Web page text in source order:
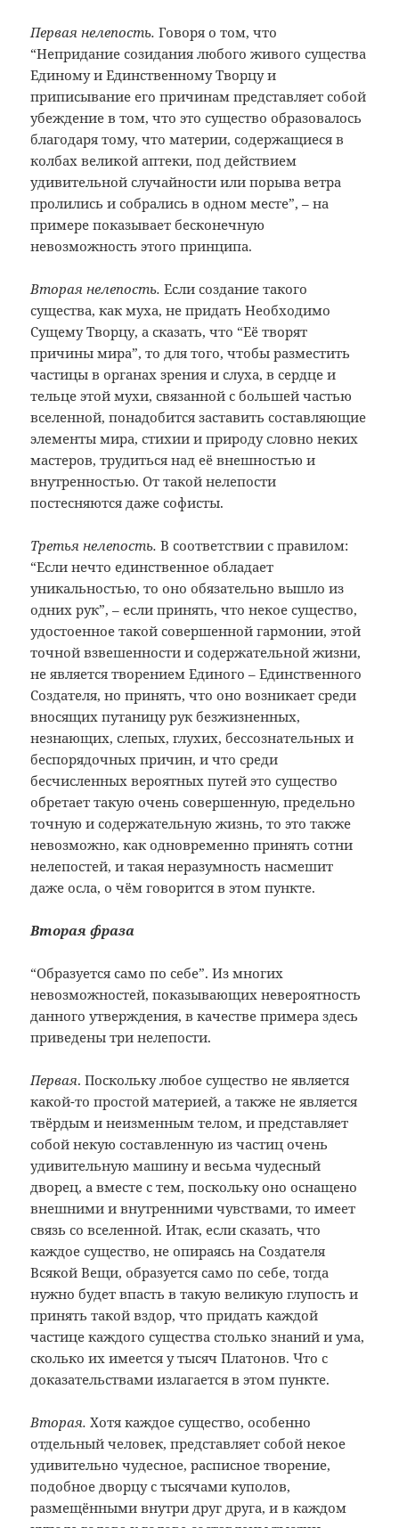
Первая нелепость. Говоря о том, что
“Непридание созидания любого живого существа
Единому и Единственному Творцу и
приписывание его причинам представляет собой
убеждение в том, что это существо образовалось
благодаря тому, что материи, содержащиеся в
колбах великой аптеки, под действием
удивительной случайности или порыва ветра
пролились и собрались в одном месте”, – на
примере показывает бесконечную
невозможность этого принципа.
Вторая нелепость. Если создание такого
существа, как муха, не придать Необходимо
Сущему Творцу, а сказать, что “Её творят
причины мира”, то для того, чтобы разместить
частицы в органах зрения и слуха, в сердце и
тельце этой мухи, связанной с большей частью
вселенной, понадобится заставить составляющие
элементы мира, стихии и природу словно неких
мастеров, трудиться над её внешностью и
внутренностью. От такой нелепости
постесняются даже софисты.
Третья нелепость. В соответствии с правилом:
“Если нечто единственное обладает
уникальностью, то оно обязательно вышло из
одних рук”, – если принять, что некое существо,
удостоенное такой совершенной гармонии, этой
точной взвешенности и содержательной жизни,
не является творением Единого – Единственного
Создателя, но принять, что оно возникает среди
вносящих путаницу рук безжизненных,
незнающих, слепых, глухих, бессознательных и
беспорядочных причин, и что среди
бесчисленных вероятных путей это существо
обретает такую очень совершенную, предельно
точную и содержательную жизнь, то это также
невозможно, как одновременно принять сотни
нелепостей, и такая неразумность насмешит
даже осла, о чём говорится в этом пункте.
Вторая фраза
“Образуется само по себе”. Из многих
невозможностей, показывающих невероятность
данного утверждения, в качестве примера здесь
приведены три нелепости.
Первая. Поскольку любое существо не является
какой-то простой материей, а также не является
твёрдым и неизменным телом, и представляет
собой некую составленную из частиц очень
удивительную машину и весьма чудесный
дворец, а вместе с тем, поскольку оно оснащено
внешними и внутренними чувствами, то имеет
связь со вселенной. Итак, если сказать, что
каждое существо, не опираясь на Создателя
Всякой Вещи, образуется само по себе, тогда
нужно будет впасть в такую великую глупость и
принять такой вздор, что придать каждой
частице каждого существа столько знаний и ума,
сколько их имеется у тысяч Платонов. Что с
доказательствами излагается в этом пункте.
Вторая. Хотя каждое существо, особенно
отдельный человек, представляет собой некое
удивительно чудесное, расписное творение,
подобное дворцу с тысячами куполов,
размещёнными внутри друг друга, и в каждом